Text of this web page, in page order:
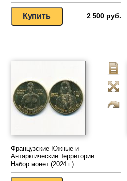
2 500 руб.
Французские Южные и
Антарктические Территории.
Набор монет (2024 г.)